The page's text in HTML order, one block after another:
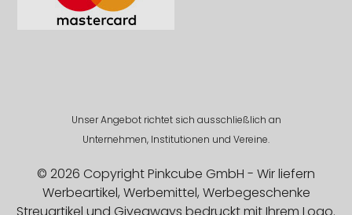
Unser Angebot richtet sich ausschließlich an
Unternehmen, Institutionen und Vereine.
© 2026 Copyright Pinkcube GmbH - Wir liefern
Werbeartikel, Werbemittel, Werbegeschenke